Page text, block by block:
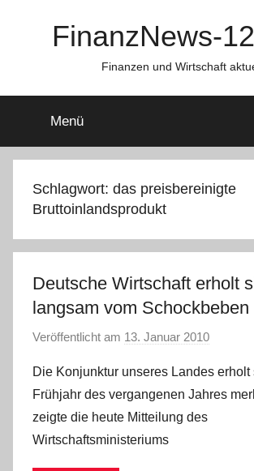
FinanzNews-
Finanzen und Wirtschaft
Menü
Schlagwort: das preisbereinigte
Bruttoinlandsprodukt
Deutsche Wirtschaft erholt
langsam vom
Veröffentlicht am 13. Januar 2010
n
C
Die Konjunktur unseres Landes erholt
Frühjahr des vergangenen Jahres
zeigte die heute Mitteilung des
Wirtschaftsministeriums